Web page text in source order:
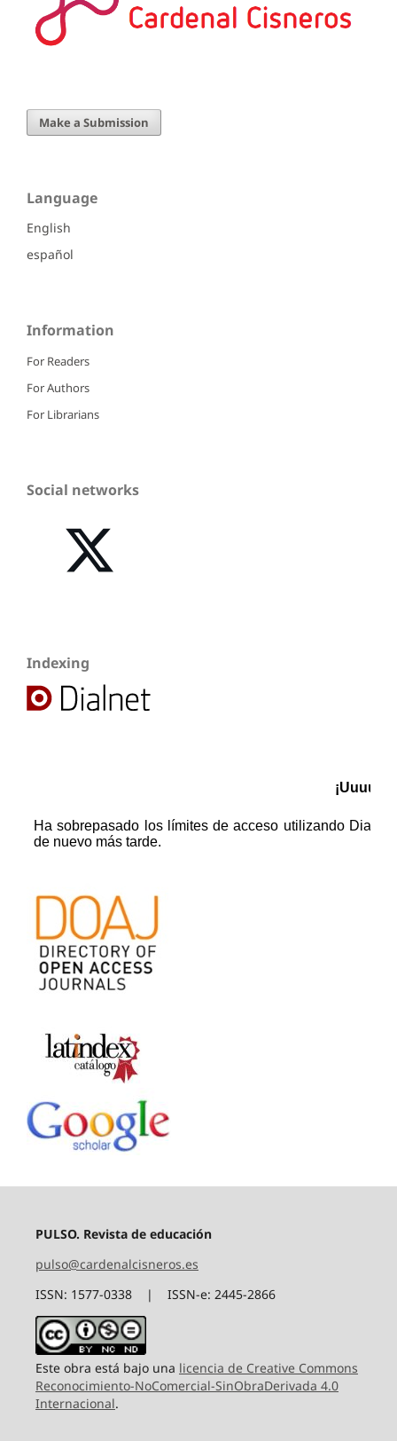
Make a Submission
Language
English
español
Information
For Readers
For Authors
For Librarians
Social networks
Indexing
PULSO. Revista de educación
pulso@cardenalcisneros.es
ISSN: 1577-0338 | ISSN-e: 2445-2866
Este obra está bajo una licencia de Creative Commons
Reconocimiento-NoComercial-SinObraDerivada 4.0
Internacional.